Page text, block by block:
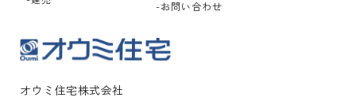
オウミ住宅株式会社
お問い合わせ